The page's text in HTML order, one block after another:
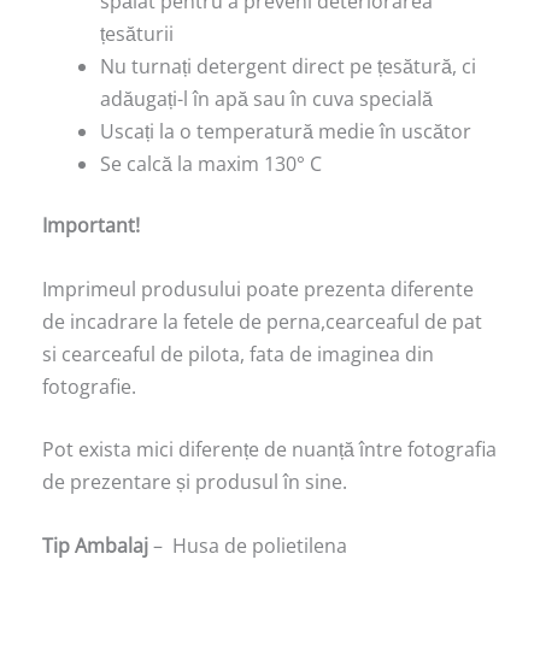
țesăturii
Nu turnați detergent direct pe țesătură, ci
adăugați-l în apă sau în cuva specială
Uscați la o temperatură medie în uscător
Se calcă la maxim 130° C
Important!
Imprimeul produsului poate prezenta diferente
de incadrare la fetele de perna,cearceaful de pat
si cearceaful de pilota, fata de imaginea din
fotografie.
Pot exista mici diferențe de nuanță între fotografia
de prezentare și produsul în sine.
Tip Ambalaj– Husa de polietilena